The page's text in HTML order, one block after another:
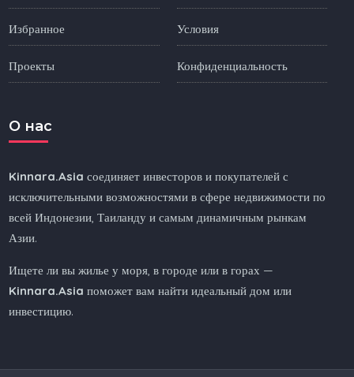
Избранное
Проекты
Условия
Конфиденциальность
O нас
Kinnara.Asia соединяет инвесторов и покупателей с
исключительными возможностями в сфере недвижимости по
всей Индонезии, Таиланду и самым динамичным рынкам
Азии.
Ищете ли вы жилье у моря, в городе или в горах —
Kinnara.Asia поможет вам найти идеальный дом или
инвестицию.